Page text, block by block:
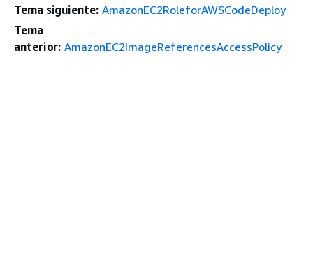
Tema siguiente: AmazonEC2RoleforAWSCodeDeploy
Tema
anterior: AmazonEC2ImageReferencesAccessPolicy